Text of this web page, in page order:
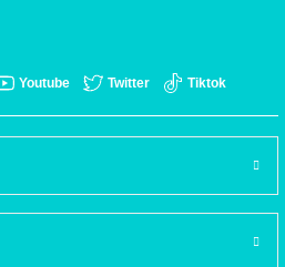
Youtube Twitter Tiktok